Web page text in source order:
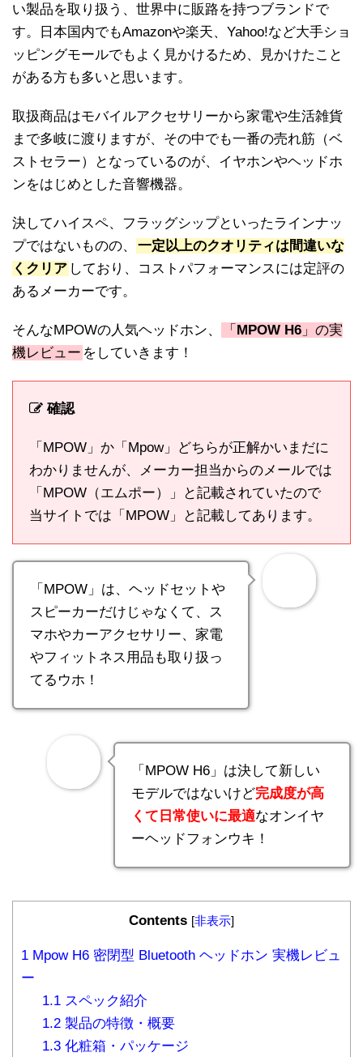
い製品を取り扱う、世界中に販路を持つブランドで
す。日本国内でもAmazonや楽天、Yahoo!など大手ショ
ッピングモールでもよく見かけるため、見かけたこと
がある方も多いと思います。
取扱商品はモバイルアクセサリーから家電や生活雑貨
まで多岐に渡りますが、その中でも一番の売れ筋（ベ
ストセラー）となっているのが、イヤホンやヘッドホ
ンをはじめとした音響機器。
決してハイスペ、フラッグシップといったラインナッ
プではないものの、
一定以上のクオリティは間違いな
くクリア しており、コストパフォーマンスには定評の
あるメーカーです。
そんなMPOWの人気ヘッドホン、 「 MPOW H6 」の実
機レビュー をしていきます！
確認
「MPOW」か「Mpow」どちらが正解かいまだに
わかりませんが、メーカー担当からのメールでは
「MPOW（エムポー）」と記載されていたので
当サイトでは「MPOW」と記載してあります。
「MPOW」は、ヘッドセットや
スピーカーだけじゃなくて、ス
マホやカーアクセサリー、家電
やフィットネス用品も取り扱っ
てるウホ！
「MPOW H6」は決して新しい
モデルではないけど完成度が高
くて日常使いに最適なオンイヤ
ーヘッドフォンウキ！
Contents [非表示]
1 Mpow H6 密閉型 Bluetooth ヘッドホン 実機レビュ
ー
1.1スペック紹介
1.2製品の特徴・概要
1.3化粧箱・パッケージ